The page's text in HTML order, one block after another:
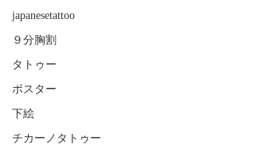
japanesetattoo
９分胸割
タトゥー
ポスター
下絵
チカーノタトゥー